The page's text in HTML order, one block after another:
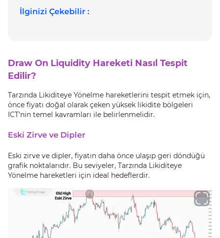
İlginizi Çekebilir :
Draw On Liquidity Hareketi Nasıl Tespit
Edilir?
Tarzında Likiditeye Yönelme hareketlerini tespit etmek için,
önce fiyatı doğal olarak çeken yüksek likidite bölgeleri
ICT’nin temel kavramları ile belirlenmelidir.
Eski Zirve ve Dipler
Eski zirve ve dipler, fiyatın daha önce ulaşıp geri döndüğü
grafik noktalarıdır. Bu seviyeler, Tarzında Likiditeye
Yönelme hareketleri için ideal hedeflerdir.